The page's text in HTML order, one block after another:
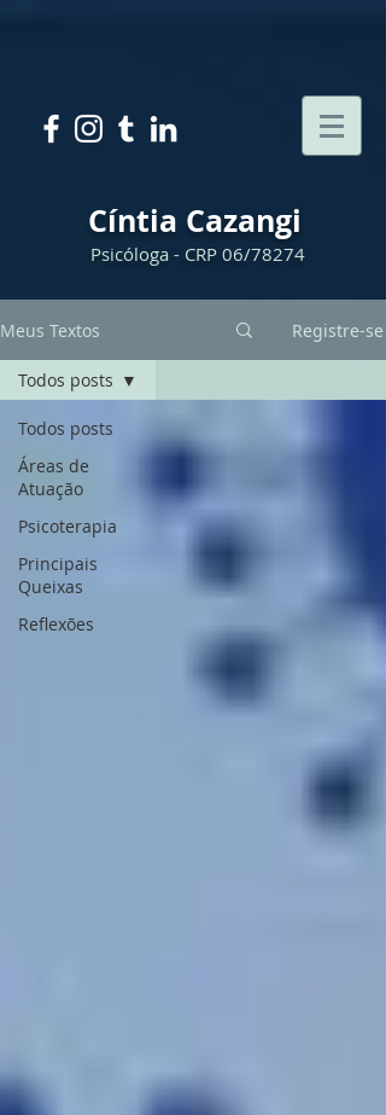
Cíntia Cazangi
Psicóloga - CRP 06/78274
Meus Textos Registre-se
Todos posts
Áreas de
Atuação
Psicoterapia
Principais
Queixas
Reflexões
Todos posts